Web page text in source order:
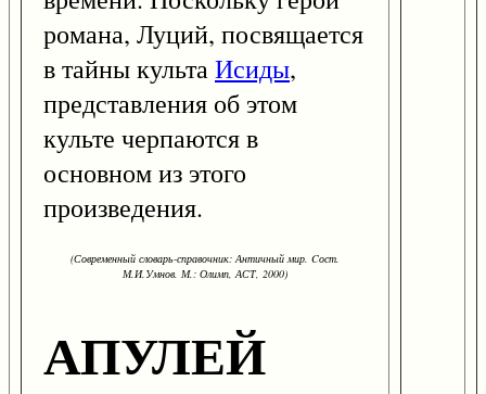
романа, Луций, посвящается
в тайны культаИсиды,
представления об этом
культе черпаются в
основном из этого
произведения.
(Современный словарь-справочник: Античный мир. Cост.
М.И.Умнов. М.: Олимп, АСТ, 2000)
АПУЛЕЙ